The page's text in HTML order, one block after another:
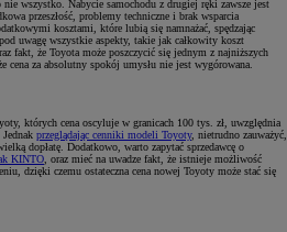
wszystko. Nabycie samochodu z drugiej ręki zawsze jest
przeszłość, problemy techniczne i brak wsparcia
kosztami, które lubią się namnażać, spędzając
uwagę wszystkie aspekty, takie jak całkowity koszt
fakt, że Toyota może poszczycić się jednym z najniższych
cena za absolutny spokój umysłu nie jest wygórowana.
których cena oscyluje w granicach 100 tys. zł, uwzględnia
przeglądając cenniki modeli Toyoty, nietrudno zauważyć,
dopłatę. Dodatkowo, warto zapytać sprzedawcę o
KINTO , oraz mieć na uwadze fakt, że istnieje możliwość
dzięki czemu ostateczna cena nowej Toyoty może stać się